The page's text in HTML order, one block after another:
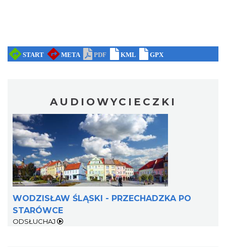
AUDIOWYCIECZKI
WODZISŁAW ŚLĄSKI - PRZECHADZKA PO
STARÓWCE
ODSŁUCHAJ